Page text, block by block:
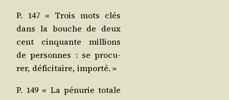
P. 147 « Trois mots clés
dans la bouche de deux
cent cin­quante mil­lions
de per­sonnes : se pro­cu­
rer, défi­ci­taire, importé. »
P. 149 « La pénu­rie totale